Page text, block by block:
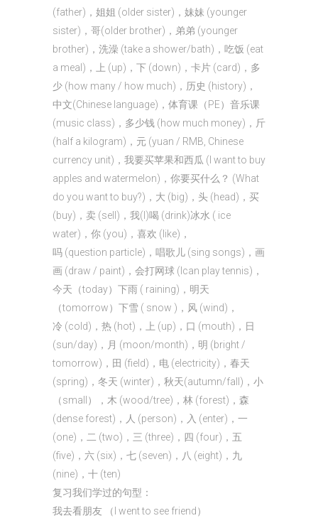
(father)，姐姐 (older sister)，妹妹 (younger
sister)，哥(older brother)，弟弟 (younger
brother)，洗澡 (take a shower/bath)，吃饭 (eat
a meal)，上 (up)，下 (down)，卡片 (card)，多
少 (how many / how much)，历史 (history)，
中文(Chinese language)，体育课（PE）音乐课
(music class)，多少钱 (how much money)，斤
(half a kilogram)，元 (yuan / RMB, Chinese
currency unit)，我要买苹果和西瓜 (I want to buy
apples and watermelon)，你要买什么？ (What
do you want to buy?)，大 (big)，头 (head)，买
(buy)，卖 (sell)，我(I)喝 (drink)冰水 ( ice
water)，你 (you)，喜欢 (like)，
吗 (question particle)，唱歌儿 (sing songs)，画
画 (draw / paint)，会打网球 (Ican play tennis)，
今天（today）下雨 ( raining)，明天
（tomorrow）下雪 ( snow )，风 (wind)，
冷 (cold)，热 (hot)，上 (up)，口 (mouth)，日
(sun/day)，月 (moon/month)，明 (bright /
tomorrow)，田 (field)，电 (electricity)，春天
(spring)，冬天 (winter)，秋天(autumn/fall)，小
（small），木 (wood/tree)，林 (forest)，森
(dense forest)，人 (person)，入 (enter)，一
(one)，二 (two)，三 (three)，四 (four)，五
(five)，六 (six)，七 (seven)，八 (eight)，九
(nine)，十 (ten)
复习我们学过的句型：
我去看朋友 （I went to see friend）